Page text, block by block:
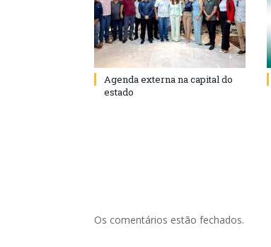
Agenda externa na capital do
estado
Os comentários estão fechados.